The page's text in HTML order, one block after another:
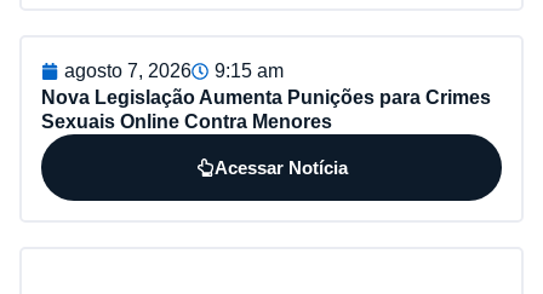
agosto 7, 2026
9:15 am
Nova Legislação Aumenta Punições para Crimes
Sexuais Online Contra Menores
Acessar Notícia